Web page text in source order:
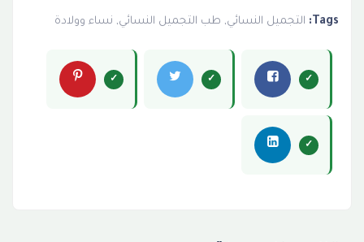
Tags: التجميل النسائي, طب التجميل النسائي, نساء وولادة